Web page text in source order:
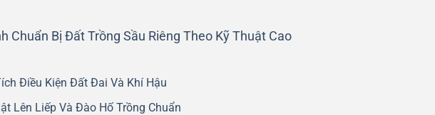
Chuẩn Bị Đất Trồng Sầu Riêng Theo Kỹ Thuật Cao
Điều Kiện Đất Đai Và Khí Hậu
Lên Liếp Và Đào Hố Trồng Chuẩn